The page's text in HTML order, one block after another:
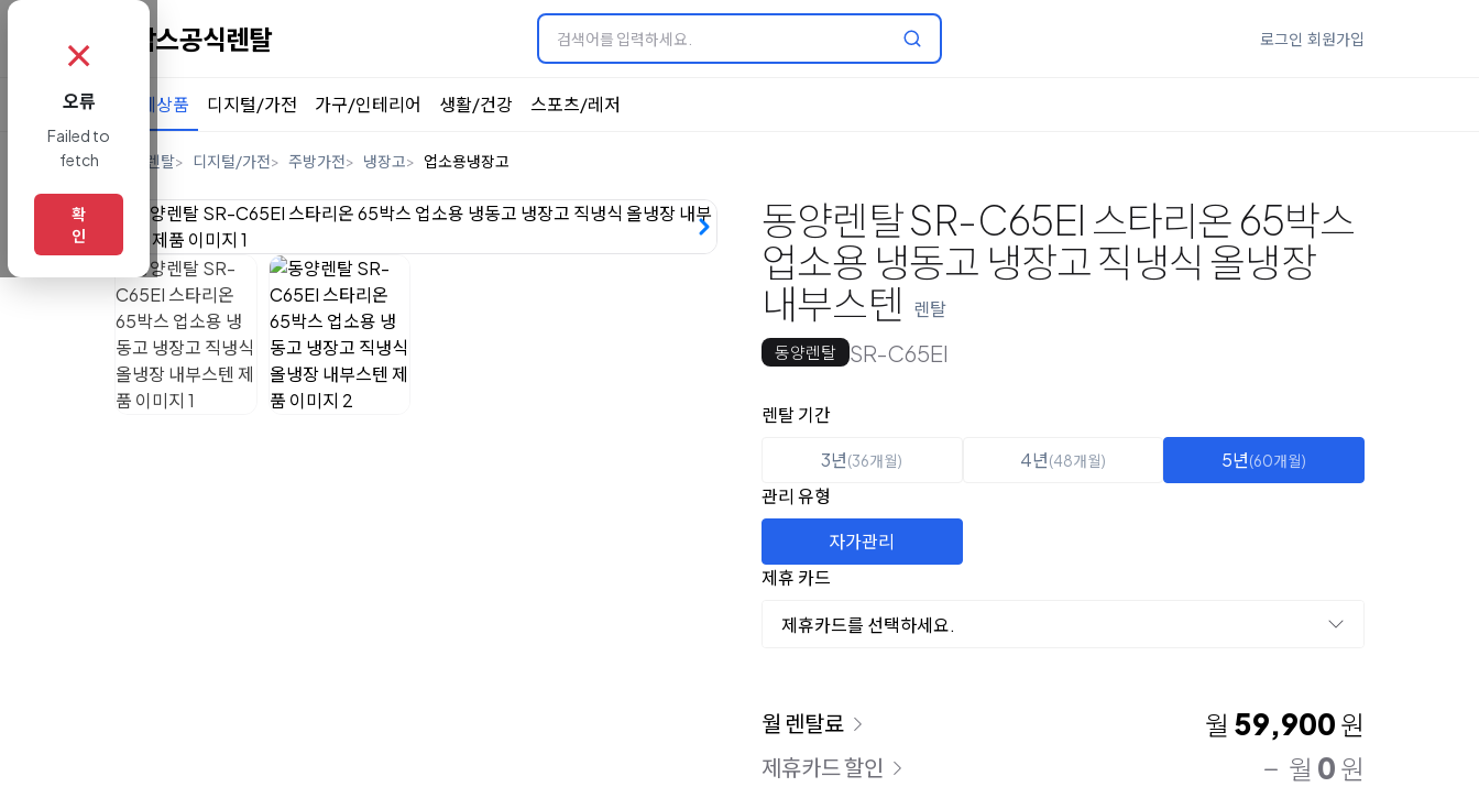
로그인 회원가입
전체상품 디지털/가전 가구/인테리어 생활/건강 스포츠/레저
렌탈 디지털/가전 주방가전 냉장고 업소용냉장고
동양렌탈 SR-C65EI 스타리온 65박스
업소용 냉동고 냉장고 직냉식 올냉장
내부스텐
렌탈
동양렌탈 SR-C65EI
옵션 선택
렌탈 선택
렌탈 기간
3년(36개월) 4년(48개월) 5년(60개월)
관리 유형
자가관리
제휴 카드
제휴카드를 선택하세요.
이용 요금
월 렌탈료 월 59,900 원
제휴카드 할인 월 0 원
✗
오류
Failed to
fetch
확
인